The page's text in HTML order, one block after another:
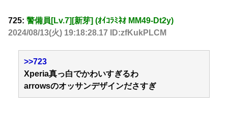
725: 警備員[Lv.7][新芽] (ｵｲｺﾗﾐﾈｵ MM49-Dt2y)
2024/08/13(火) 19:18:28.17 ID:zfKukPLCM
>>723
Xperia真っ白でかわいすぎるわ
arrowsのオッサンデザインださすぎ